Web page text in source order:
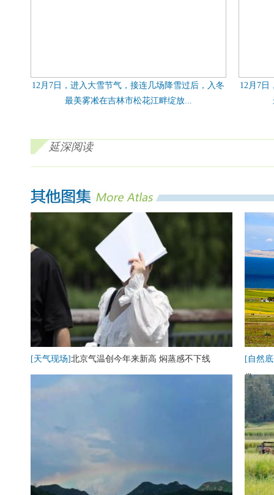
12月7日，进入大雪节气，接连几场降雪过后，入冬
最美雾凇在吉林市松花江畔绽放...
12月7日
延深阅读
[天气现场]北京气温创今年来新高 焖蒸感不下线
[自然
卷